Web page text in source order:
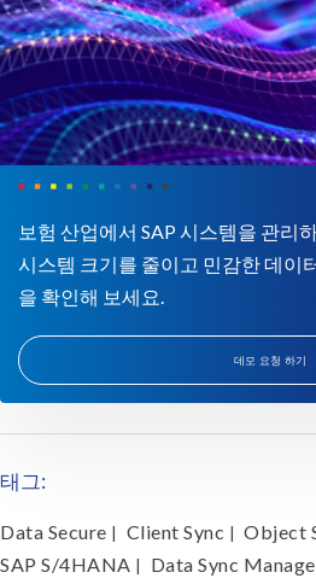
보험 산업에서 SAP 시스템을 관리
시스템 크기를 줄이고 민감한 데이
을 확인해 보세요.
데모 요청 하기
태그:
Data Secure Client Sync Object
SAP S/4HANA Data Sync